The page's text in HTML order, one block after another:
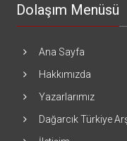
Dolaşım Menüsü
Ana Sayfa
Hakkımızda
Yazarlarımız
Dağarcık Türkiye